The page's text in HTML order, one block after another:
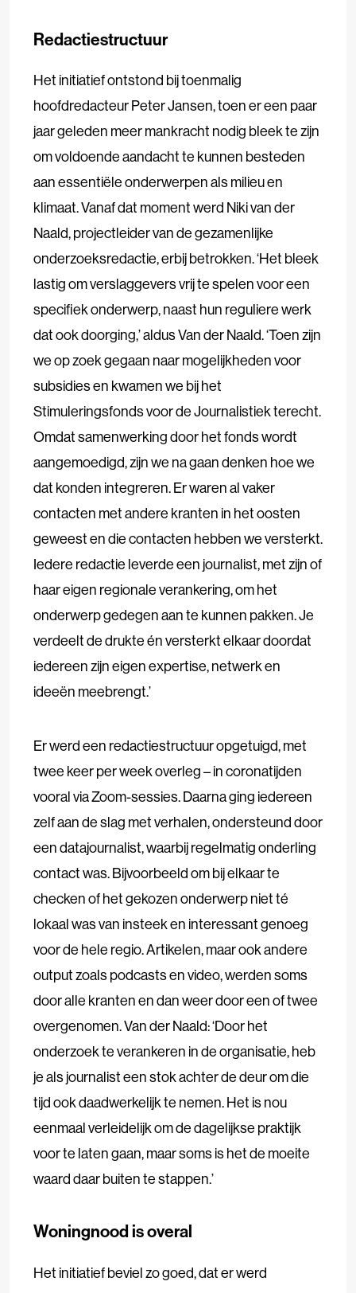
Redactiestructuur
Het initiatief ontstond bij toenmalig
hoofdredacteur Peter Jansen, toen er een paar
jaar geleden meer mankracht nodig bleek te zijn
om voldoende aandacht te kunnen besteden
aan essentiële onderwerpen als milieu en
klimaat. Vanaf dat moment werd Niki van der
Naald, projectleider van de gezamenlijke
onderzoeksredactie, erbij betrokken. ‘Het bleek
lastig om verslaggevers vrij te spelen voor een
specifiek onderwerp, naast hun reguliere werk
dat ook doorging,’ aldus Van der Naald. ‘Toen zijn
we op zoek gegaan naar mogelijkheden voor
subsidies en kwamen we bij het
Stimuleringsfonds voor de Journalistiek terecht.
Omdat samenwerking door het fonds wordt
aangemoedigd, zijn we na gaan denken hoe we
dat konden integreren. Er waren al vaker
contacten met andere kranten in het oosten
geweest en die contacten hebben we versterkt.
Iedere redactie leverde een journalist, met zijn of
haar eigen regionale verankering, om het
onderwerp gedegen aan te kunnen pakken. Je
verdeelt de drukte én versterkt elkaar doordat
iedereen zijn eigen expertise, netwerk en
ideeën meebrengt.’
Er werd een redactiestructuur opgetuigd, met
twee keer per week overleg – in coronatijden
vooral via Zoom-sessies. Daarna ging iedereen
zelf aan de slag met verhalen, ondersteund door
een datajournalist, waarbij regelmatig onderling
contact was. Bijvoorbeeld om bij elkaar te
checken of het gekozen onderwerp niet té
lokaal was van insteek en interessant genoeg
voor de hele regio. Artikelen, maar ook andere
output zoals podcasts en video, werden soms
door alle kranten en dan weer door een of twee
overgenomen. Van der Naald: ‘Door het
onderzoek te verankeren in de organisatie, heb
je als journalist een stok achter de deur om die
tijd ook daadwerkelijk te nemen. Het is nou
eenmaal verleidelijk om de dagelijkse praktijk
voor te laten gaan, maar soms is het de moeite
waard daar buiten te stappen.’
Woningnood is overal
Het initiatief beviel zo goed, dat er werd